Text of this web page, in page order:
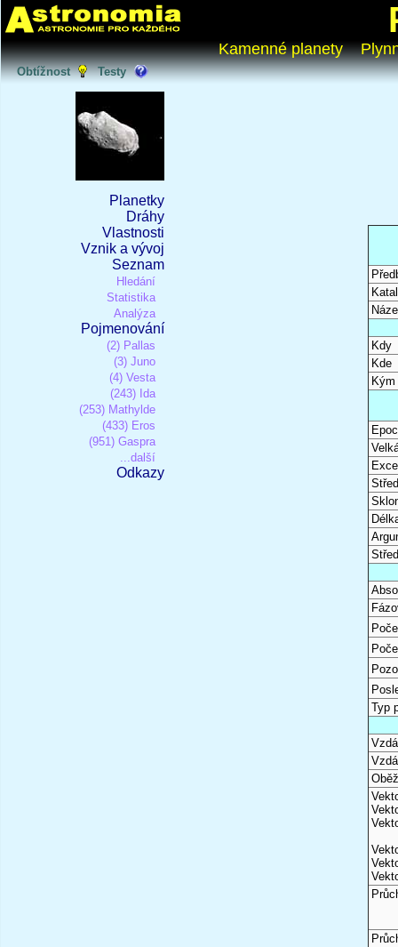
Kamenné planety
Obtížnost Testy
Planetky
Dráhy
Vlastnosti
Vznik a vývoj
Seznam
Hledání
Statistika
Analýza
Pojmenování
(2) Pallas
(3) Juno
(4) Vesta
(243) Ida
(253) Mathylde
(433) Eros
(951) Gaspra
...další
Odkazy
Kdy
Kde
Kým
Typ